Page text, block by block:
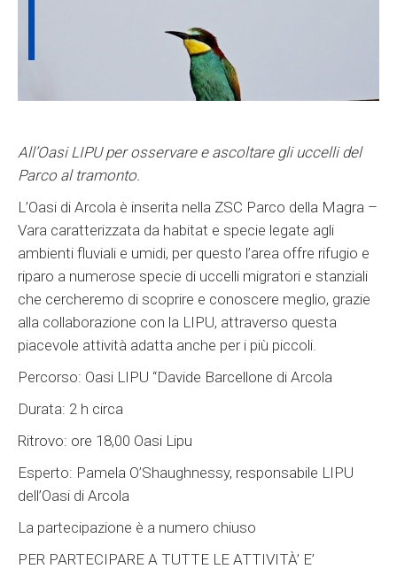
All’Oasi LIPU per osservare e ascoltare gli uccelli del
Parco al tramonto.
L’Oasi di Arcola è inserita nella ZSC Parco della Magra –
Vara caratterizzata da habitat e specie legate agli
ambienti fluviali e umidi, per questo l’area offre rifugio e
riparo a numerose specie di uccelli migratori e stanziali
che cercheremo di scoprire e conoscere meglio, grazie
alla collaborazione con la LIPU, attraverso questa
piacevole attività adatta anche per i più piccoli.
Percorso: Oasi LIPU “Davide Barcellone di Arcola
Durata: 2 h circa
Ritrovo: ore 18,00 Oasi Lipu
Esperto: Pamela O’Shaughnessy, responsabile LIPU
dell’Oasi di Arcola
La partecipazione è a numero chiuso
PER PARTECIPARE A TUTTE LE ATTIVITÀ’ E’